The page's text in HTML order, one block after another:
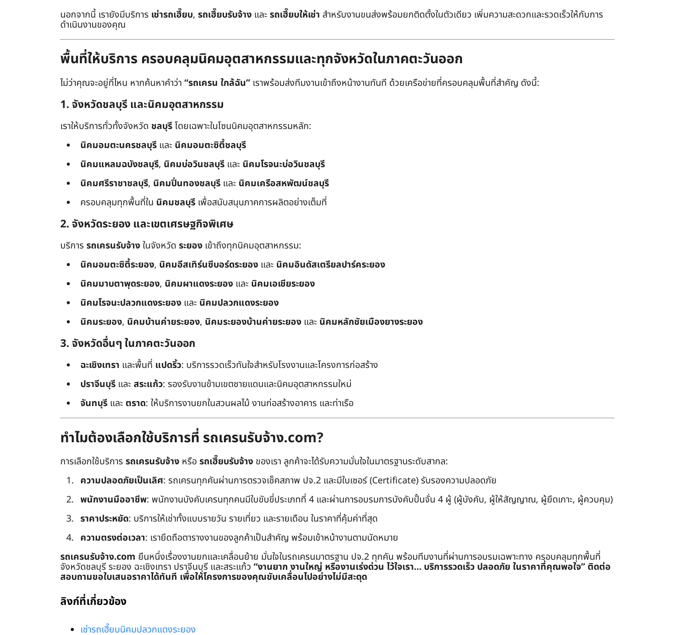
นอกจากนี้ เรายังมีบริการ เช่ารถเฮี๊ยบ, รถเฮี๊ยบรับจ้าง และรถเฮี๊ยบให้เช่า สำหรับงานขนส่งพร้อมยกติดตั้งในตัวเดียว เพิ่มความสะดวกและรวดเร็วให้กับการ
ดำเนินงานของคุณ
พื้นที่ให้บริการ ครอบคลุมนิคมอุตสาหกรรมและทุกจังหวัดในภาคตะวันออก
ไม่ว่าคุณจะอยู่ที่ไหน หากค้นหาคำว่า “รถเครน ใกล้ฉัน” เราพร้อมส่งทีมงานเข้าถึงหน้างานทันที ด้วยเครือข่ายที่ครอบคลุมพื้นที่สำคัญ ดังนี้:
1. จังหวัดชลบุรี และนิคมอุตสาหกรรม
เราให้บริการทั่วทั้งจังหวัด ชลบุรีโดยเฉพาะในโซนนิคมอุตสาหกรรมหลัก:
นิคมอมตะนครชลบุรี และ นิคมอมตะซิตี้ชลบุรี
นิคมแหลมฉบังชลบุรี, นิคมบ่อวินชลบุรี และ นิคมโรจนะบ่อวินชลบุรี
นิคมศรีราชาชลบุรี, นิคมปิ่นทองชลบุรี และ นิคมเครือสหพัฒน์ชลบุรี
ครอบคลุมทุกพื้นที่ใน นิคมชลบุรี เพื่อสนับสนุนภาคการผลิตอย่างเต็มที่
2. จังหวัดระยอง และเขตเศรษฐกิจพิเศษ
บริการ รถเครนรับจ้างในจังหวัด ระยอง เข้าถึงทุกนิคมอุตสาหกรรม:
นิคมอมตะซิตี้ระยอง, นิคมอีสเทิร์นซีบอร์ดระยอง และ นิคมอินดัสเตรียลปาร์คระยอง
นิคมมาบตาพุดระยอง, นิคมผาแดงระยอง และ นิคมเอเชียระยอง
นิคมโรจนะปลวกแดงระยอง และ นิคมปลวกแดงระยอง
นิคมระยอง, นิคมบ้านค่ายระยอง, นิคมระยองบ้านค่ายระยอง และ นิคมหลักชัยเมืองยางระยอง
3. จังหวัดอื่นๆ ในภาคตะวันออก
ฉะเชิงเทรา และพื้นที่ แปดริ้ว: บริการรวดเร็วทันใจสำหรับโรงงานและโครงการก่อสร้าง
ปราจีนบุรี และสระแก้ว: รองรับงานข้ามเขตชายแดนและนิคมอุตสาหกรรมใหม่
จันทบุรี และ ตราด: ให้บริการงานยกในสวนผลไม้ งานก่อสร้างอาคาร และท่าเรือ
ทำไมต้องเลือกใช้บริการที่ รถเครนรับจ้าง.com?
การเลือกใช้บริการ รถเครนรับจ้าง หรือรถเฮี๊ยบรับจ้าง ของเรา ลูกค้าจะได้รับความมั่นใจในมาตรฐานระดับสากล:
ความปลอดภัยเป็นเลิศ: รถเครนทุกคันผ่านการตรวจเช็คสภาพ ปจ.2 และมีใบเซอร์ (Certificate) รับรองความปลอดภัย
พนักงานมืออาชีพ: พนักงานบังคับเครนทุกคนมีใบขับขี่ประเภทที่ 4 และผ่านการอบรมการบังคับปั้นจั่น 4 ผู้ (ผู้บังคับ, ผู้ให้สัญญาณ, ผู้ยึดเกาะ, ผู้ควบคุม)
ราคาประหยัด: บริการให้เช่าทั้งแบบรายวัน รายเที่ยว และรายเดือน ในราคาที่คุ้มค่าที่สุด
ความตรงต่อเวลา: เรายึดถือตารางงานของลูกค้าเป็นสำคัญ พร้อมเข้าหน้างานตามนัดหมาย
รถเครนรับจ้าง.com ยืนหนึ่งเรื่องงานยกและเคลื่อนย้าย มั่นใจในรถเครนมาตรฐาน ปจ.2 ทุกคัน พร้อมทีมงานที่ผ่านการอบรมเฉพาะทาง ครอบคลุมทุกพื้นที่
จังหวัดชลบุรี ระยอง ฉะเชิงเทรา ปราจีนบุรี และสระแก้ว “งานยาก งานใหญ่ หรืองานเร่งด่วน ไว้ใจเรา… บริการรวดเร็ว ปลอดภัย ในราคาที่คุณพอใจ” ติดต่อ
สอบถามขอใบเสนอราคาได้ทันที เพื่อให้โครงการของคุณขับเคลื่อนไปอย่างไม่มีสะดุด
ลิงก์ที่เกี่ยวข้อง
เช่ารถเฮี๊ยบนิคมปลวกแดงระยอง